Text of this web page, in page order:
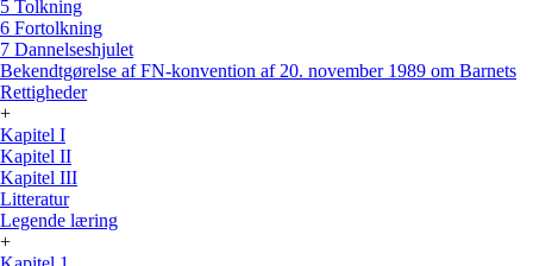
5 Tolkning
6 Fortolkning
7 Dannelseshjulet
Bekendtgørelse af FN-konvention af 20. november 1989 om Barnets
Rettigheder
+
Kapitel I
Kapitel II
Kapitel III
Litteratur
Legende læring
+